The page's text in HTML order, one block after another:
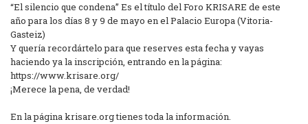
“El silencio que condena” Es el título del Foro KRISARE de este
año para los días 8 y 9 de mayo en el Palacio Europa (Vitoria-
Gasteiz)
Y quería recordártelo para que reserves esta fecha y vayas
haciendo ya la inscripción, entrando en la página:
https://www.krisare.org/
¡Merece la pena, de verdad!
En la página krisare.org tienes toda la información.